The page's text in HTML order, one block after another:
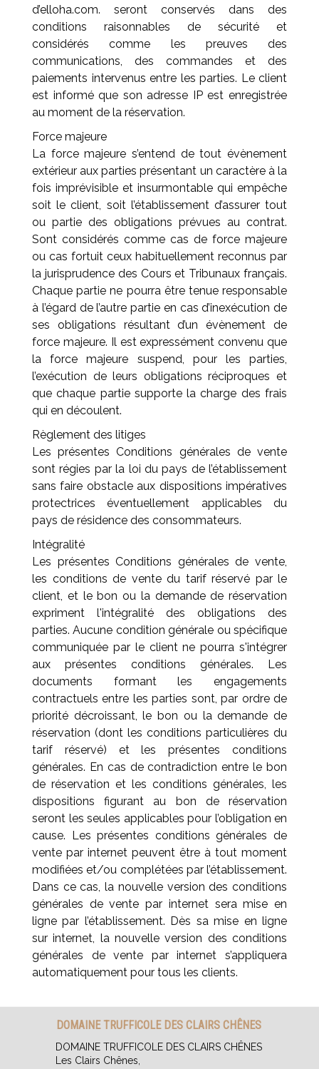
d’elloha.com. seront conservés dans des
conditions raisonnables de sécurité et
considérés comme les preuves des
communications, des commandes et des
paiements intervenus entre les parties. Le client
est informé que son adresse IP est enregistrée
au moment de la réservation.
Force majeure
La force majeure s’entend de tout évènement
extérieur aux parties présentant un caractère à la
fois imprévisible et insurmontable qui empêche
soit le client, soit l’établissement d’assurer tout
ou partie des obligations prévues au contrat.
Sont considérés comme cas de force majeure
ou cas fortuit ceux habituellement reconnus par
la jurisprudence des Cours et Tribunaux français.
Chaque partie ne pourra être tenue responsable
à l’égard de l’autre partie en cas d’inexécution de
ses obligations résultant d’un évènement de
force majeure. Il est expressément convenu que
la force majeure suspend, pour les parties,
l’exécution de leurs obligations réciproques et
que chaque partie supporte la charge des frais
qui en découlent.
Règlement des litiges
Les présentes Conditions générales de vente
sont régies par la loi du pays de l’établissement
sans faire obstacle aux dispositions impératives
protectrices éventuellement applicables du
pays de résidence des consommateurs.
Intégralité
Les présentes Conditions générales de vente,
les conditions de vente du tarif réservé par le
client, et le bon ou la demande de réservation
expriment l'intégralité des obligations des
parties. Aucune condition générale ou spécifique
communiquée par le client ne pourra s'intégrer
aux présentes conditions générales. Les
documents formant les engagements
contractuels entre les parties sont, par ordre de
priorité décroissant, le bon ou la demande de
réservation (dont les conditions particulières du
tarif réservé) et les présentes conditions
générales. En cas de contradiction entre le bon
de réservation et les conditions générales, les
dispositions figurant au bon de réservation
seront les seules applicables pour l’obligation en
cause. Les présentes conditions générales de
vente par internet peuvent être à tout moment
modifiées et/ou complétées par l’établissement.
Dans ce cas, la nouvelle version des conditions
générales de vente par internet sera mise en
ligne par l’établissement. Dès sa mise en ligne
sur internet, la nouvelle version des conditions
générales de vente par internet s’appliquera
automatiquement pour tous les clients.
DOMAINE TRUFFICOLE DES CLAIRS CHÊNES
DOMAINE TRUFFICOLE DES CLAIRS CHÊNES
Les Clairs Chênes,